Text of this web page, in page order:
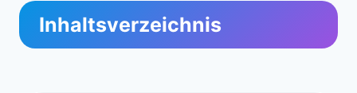
Inhaltsverzeichnis